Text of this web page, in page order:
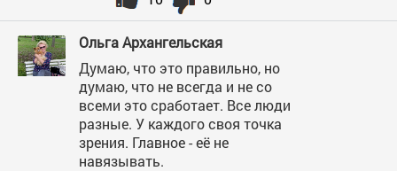
Ольга Архангельская
Думаю, что это правильно, но
думаю, что не всегда и не со
всеми это сработает. Все люди
разные. У каждого своя точка
зрения. Главное - её не
навязывать.